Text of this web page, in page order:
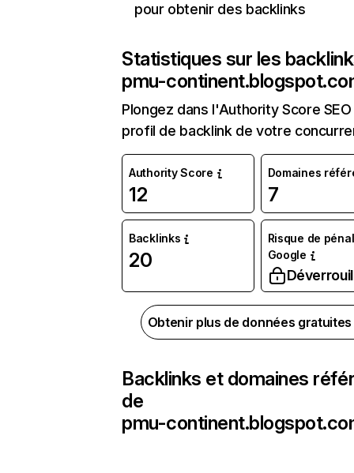
pour obtenir des backlinks
Statistiques sur les
pmu-
Plongez dans l'Authority Score
profil de backlink de votre
Authority Score
12
Domaines
7
Backlinks
20
Risque de
Google
Obtenir plus de données
Backlinks et domaines
de
pmu-